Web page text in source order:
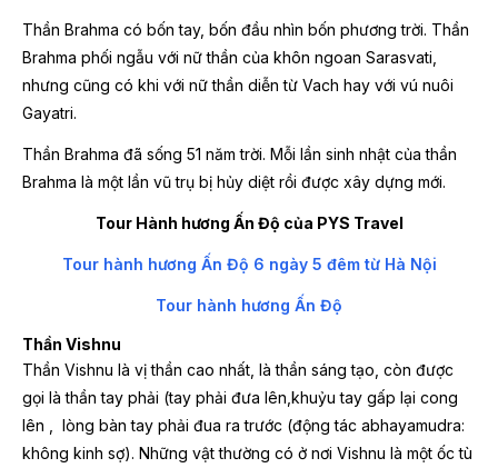
Thần Brahma có bốn tay, bốn đầu nhìn bốn phương trời. Thần
Brahma phối ngẫu với nữ thần của khôn ngoan Sarasvati,
nhưng cũng có khi với nữ thần diễn từ Vach hay với vú nuôi
Gayatri.
Thần Brahma đã sống 51 năm trời. Mỗi lần sinh nhật của thần
Brahma là một lần vũ trụ bị hủy diệt rồi được xây dựng mới.
Tour Hành hương Ấn Độ của PYS Travel
Tour hành hương Ấn Độ 6 ngày 5 đêm từ Hà Nội
Tour hành hương Ấn Độ
Thần Vishnu
Thần Vishnu là vị thần cao nhất, là thần sáng tạo, còn được
gọi là thần tay phải (tay phải đưa lên,khuỷu tay gấp lại cong
lên , lòng bàn tay phải đua ra trước (động tác abhayamudra:
không kinh sợ). Những vật thường có ở nơi Vishnu là một ốc tù